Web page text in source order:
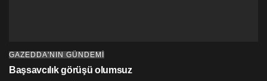
GAZEDDA'NIN GÜNDEMİ
Başsavcılık görüşü olumsuz